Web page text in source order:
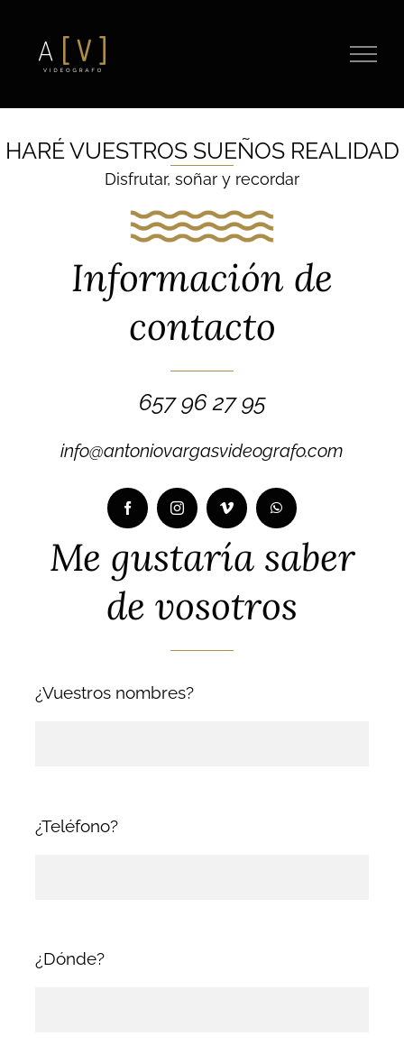
contenido
HARÉ VUESTROS SUEÑOS REALIDAD
Disfrutar, soñar y recordar
Información de
contacto
657 96 27 95
info@antoniovargasvideografo.com
Me gustaría saber
de vosotros
¿Vuestros nombres?
¿Teléfono?
¿Dónde?